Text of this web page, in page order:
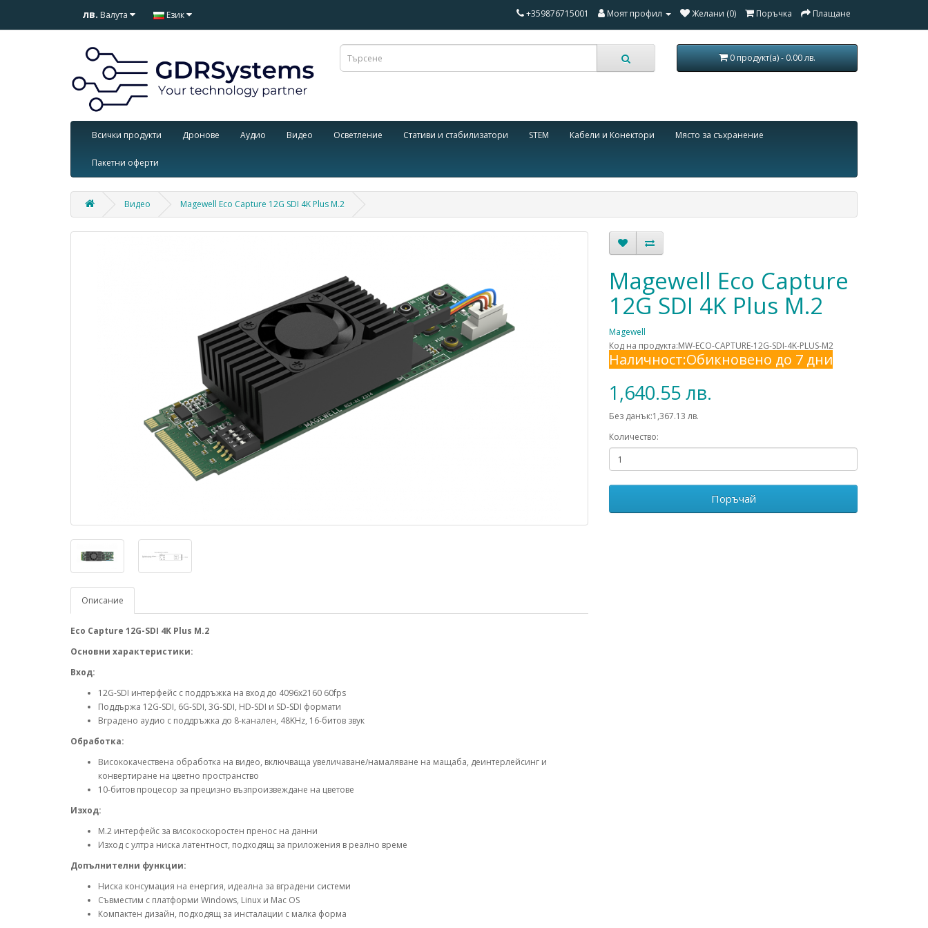
лв. Валута Език +359876715001 Моят профил Желани (0) Поръчка Плащане
0 продукт(а) - 0.00 лв.
Всички продукти Дронове Аудио Видео Осветление Стативи и стабилизатори STEM Кабели и Конектори Място за съхранение
Пакетни оферти
Видео Magewell Eco Capture 12G SDI 4K Plus M.2
Описание
Eco Capture 12G-SDI 4K Plus M.2
Основни характеристики:
Вход:
12G-SDI интерфейс с поддръжка на вход до 4096x2160 60fps
Поддържа 12G-SDI, 6G-SDI, 3G-SDI, HD-SDI и SD-SDI формати
Вградено аудио с поддръжка до 8-канален, 48KHz, 16-битов звук
Обработка:
Висококачествена обработка на видео, включваща увеличаване/намаляване на мащаба, деинтерлейсинг и
конвертиране на цветно пространство
10-битов процесор за прецизно възпроизвеждане на цветове
Изход:
M.2 интерфейс за високоскоростен пренос на данни
Изход с ултра ниска латентност, подходящ за приложения в реално време
Допълнителни функции:
Ниска консумация на енергия, идеална за вградени системи
Съвместим с платформи Windows, Linux и Mac OS
Компактен дизайн, подходящ за инсталации с малка форма
Magewell Eco Capture
12G SDI 4K Plus M.2
Magewell
Код на продукта:MW-ECO-CAPTURE-12G-SDI-4K-PLUS-M2
Наличност:Обикновено до 7 дни
1,640.55 лв.
Без данък:1,367.13 лв.
Количество:
Поръчай